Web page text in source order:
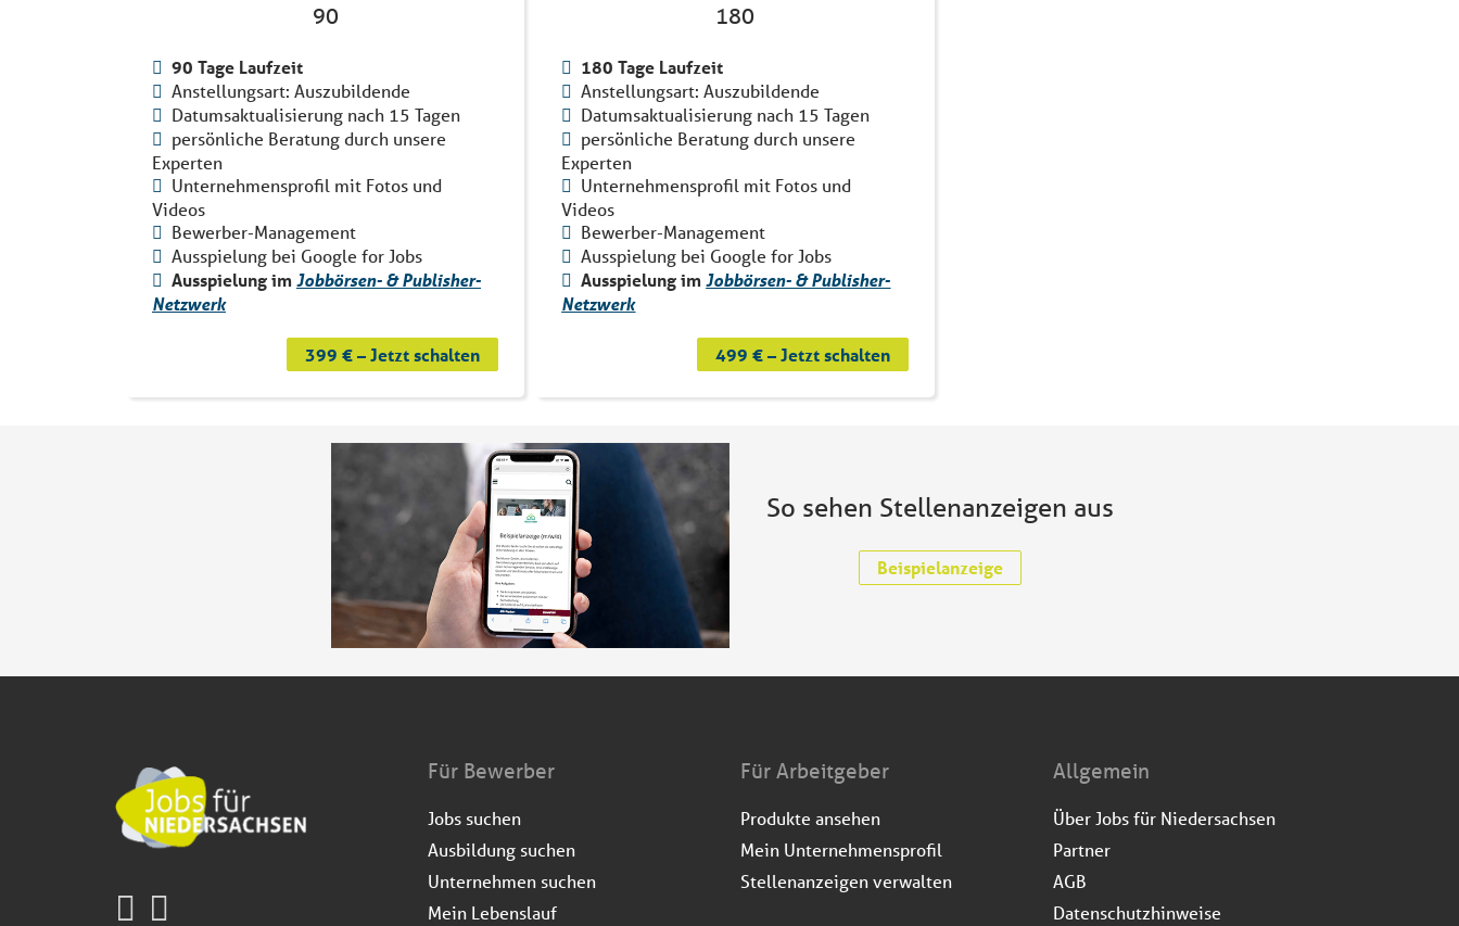
90
90 Tage Laufzeit
Anstellungsart: Auszubildende
Datumsaktualisierung nach 15 Tagen
persönliche Beratung durch unsere
Experten
Unternehmensprofil mit Fotos und
Videos
Bewerber-Management
Ausspielung bei Google for Jobs
Ausspielung imJobbörsen- & Publisher-
Netzwerk
399 € – Jetzt schalten
180
180 Tage Laufzeit
Anstellungsart: Auszubildende
Datumsaktualisierung nach 15 Tagen
persönliche Beratung durch unsere
Experten
Unternehmensprofil mit Fotos und
Videos
Bewerber-Management
Ausspielung bei Google for Jobs
Ausspielung imJobbörsen- & Publisher-
Netzwerk
499 € – Jetzt schalten
So sehen Stellenanzeigen aus
Beispielanzeige
Für Bewerber
Jobs suchen
Ausbildung suchen
Unternehmen suchen
Mein Lebenslauf
Für Arbeitgeber
Produkte ansehen
Mein Unternehmensprofil
Stellenanzeigen verwalten
Allgemein
Über Jobs für Niedersachsen
Partner
AGB
Datenschutzhinweise